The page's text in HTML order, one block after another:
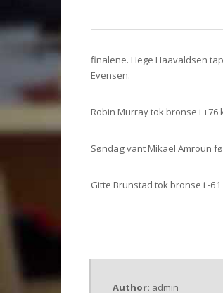
finalene. Hege Haavaldsen
Evensen.
Robin Murray tok bronse i
Søndag vant Mikael Amroun
Gitte Brunstad tok bronse i -
Author: admin